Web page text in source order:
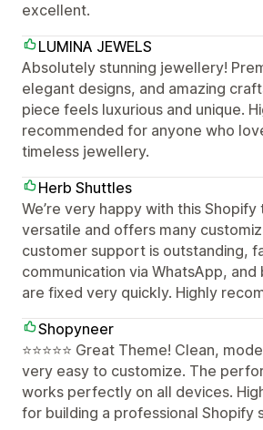
excellent.
LUMINA JEWELS
Absolutely stunning jewellery!
elegant designs, and amazing
piece feels luxurious and unique.
recommended for anyone who
timeless jewellery.
Herb Shuttles
We’re very happy with this Shopify
versatile and offers many
customer support is outstanding,
communication via WhatsApp,
are fixed very quickly. Highly
Shopyneer
⭐⭐⭐⭐⭐ Great Theme! Clean,
very easy to customize. The
works perfectly on all devices.
for building a professional Shopify